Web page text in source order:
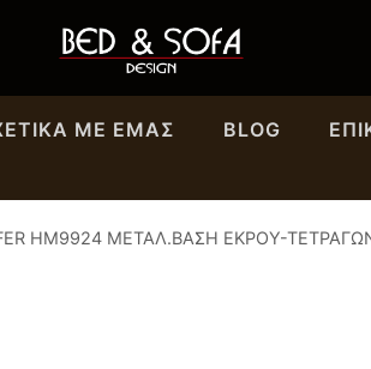
ΜΕ ΕΜΑΣ BLOG
HM9924 ΜΕΤΑΛ.ΒΑΣΗ ΕΚΡΟΥ-